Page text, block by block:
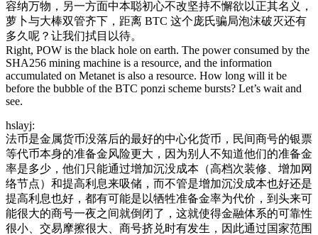
容纳万物，另一方面中本聪初心不改坚持不懈欲以正其名义，
萝卜与大棒双管齐下，距离 BTC 这个庞氏骗局泡沫破灭还有
多久呢？让我们拭目以待。
Right, POW is the black hole on earth. The power consumed by the
SHA256 mining machine is a resource, and the information
accumulated on Metanet is also a resource. How long will it be
before the bubble of the BTC ponzi scheme bursts? Let’s wait and
see.
hslayj:
法币是金属货币没落后的最好的中心化货币，民间商号的银票
等代币本身的准备金风险更大，因为别人不知道他们的准备金
率是多少，他们只能通过增加沉没成本（高档次装修、增加网
络节点）和提高利息来吸储，而不管是增加沉没成本也好还是
提高利息也好，都有可能是以牺牲准备金率为代价，到头来可
能很大的商号一夜之间就倒闭了，这就使得金融体系的可靠性
很小、交易摩擦很大、商号挤兑时有发生，因此通过国家范围